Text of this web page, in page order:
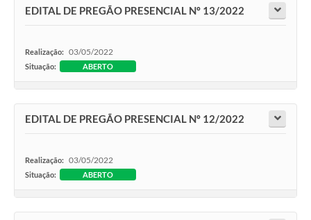
EDITAL DE PREGÃO PRESENCIAL Nº 13/2022
Realização: 03/05/2022
Situação: ABERTO
EDITAL DE PREGÃO PRESENCIAL Nº 12/2022
Realização: 03/05/2022
Situação: ABERTO